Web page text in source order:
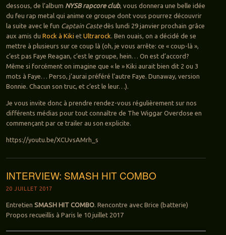
dessous, de l’album NYSB rapcore club, vous donnera une belle idée
du feu rap metal qui anime ce groupe dont vous pourrez découvrir
la suite avec le fun Captain Castedès lundi 29 janvier prochain grâce
aux amis du Rock à Kiki et Ultrarock. Ben ouais, on a décidé de se
mettre à plusieurs sur ce coup là (oh, je vous arrête: ce « coup-là »,
c’est pas Faye Reagan, c’est le groupe, hein… On est d’accord?
Même si forcément on imagine que « le » Kiki aurait bien dit 2 ou 3
mots à Faye… Perso, j’aurai préféré l’autre Faye. Dunaway, version
Bonnie. Chacun son truc, et c’est le leur…).
Je vous invite donc à prendre rendez-vous régulièrement sur nos
différents médias pour tout connaître de The Wiggar Overdose en
commençant par ce trailer au son explicite.
https://youtu.be/XCUvsAMrh_s
INTERVIEW: SMASH HIT COMBO
20 JUILLET 2017
Entretien SMASH HIT COMBO. Rencontre avec Brice (batterie)
Propos recueillis à Paris le 10 juillet 2017